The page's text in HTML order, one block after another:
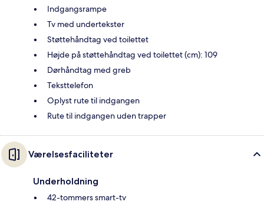
Indgangsrampe
Tv med undertekster
Støttehåndtag ved toilettet
Højde på støttehåndtag ved toilettet (cm): 109
Dørhåndtag med greb
Teksttelefon
Oplyst rute til indgangen
Rute til indgangen uden trapper
Værelsesfaciliteter
Underholdning
42-tommers smart-tv